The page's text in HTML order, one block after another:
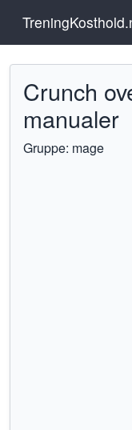
Crunch
manualer
Gruppe: mage